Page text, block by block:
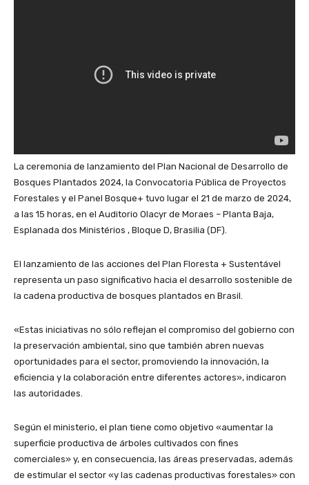
La ceremonia de lanzamiento del Plan Nacional de Desarrollo de
Bosques Plantados 2024, la Convocatoria Pública de Proyectos
Forestales y el Panel Bosque+ tuvo lugar el 21 de marzo de 2024,
a las 15 horas, en el Auditorio Olacyr de Moraes – Planta Baja,
Esplanada dos Ministérios , Bloque D, Brasilia (DF).
El lanzamiento de las acciones del Plan Floresta + Sustentável
representa un paso significativo hacia el desarrollo sostenible de
la cadena productiva de bosques plantados en Brasil.
«Estas iniciativas no sólo reflejan el compromiso del gobierno con
la preservación ambiental, sino que también abren nuevas
oportunidades para el sector, promoviendo la innovación, la
eficiencia y la colaboración entre diferentes actores», indicaron
las autoridades.
Según el ministerio, el plan tiene como objetivo «aumentar la
superficie productiva de árboles cultivados con fines
comerciales» y, en consecuencia, las áreas preservadas, además
de estimular el sector «y las cadenas productivas forestales» con